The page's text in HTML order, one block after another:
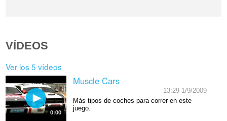
VÍDEOS
Ver los 5 vídeos
0:00
Muscle Cars
13:29 1/9/2009
Más tipos de coches para correr en este
juego.